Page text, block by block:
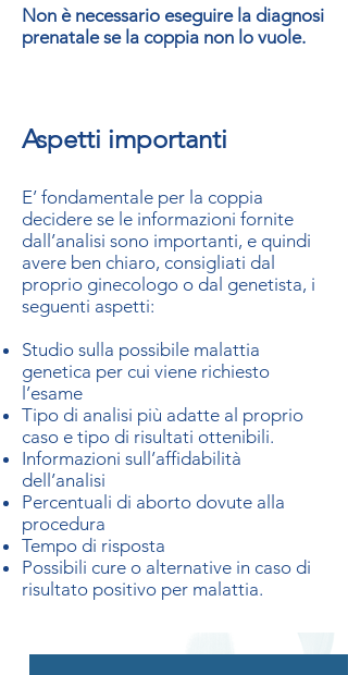
Non è necessario eseguire la diagnosi
prenatale se la coppia non lo vuole.
Aspetti importanti
E’ fondamentale per la coppia
decidere se le informazioni fornite
dall’analisi sono importanti, e quindi
avere ben chiaro, consigliati dal
proprio ginecologo o dal genetista, i
seguenti aspetti:
Studio sulla possibile malattia
genetica per cui viene richiesto
l’esame
Tipo di analisi più adatte al proprio
caso e tipo di risultati ottenibili.
Informazioni sull’affidabilità
dell’analisi
Percentuali di aborto dovute alla
procedura
Tempo di risposta
Possibili cure o alternative in caso di
risultato positivo per malattia.